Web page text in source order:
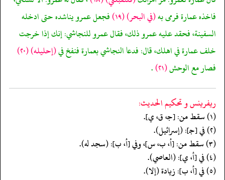
فاخذه عمارة فرمى به(في البحر)(١٩)
فجعل عمرو يناشده حتى ادخله
السفينة، فحقد عليه عمرو ذلك، فقال عمرو للنجاشي: إنك إذا خرجت
خلف عمارة في اهلك، قال: فدعا النجاشي بعمارة فنفخ في(إحليله)(٢٠)
فصار مع الوحش(٢١) .
ريفرينس و تحكيم الحدیث:
(١) سقط من: [جـ، ق، ي].
(٢) في [جـ]: (إسرائيل).
(٣) سقط من: [أ، ب، س]، وفي [أ، ب]: (سجد له).
(٤) في [أ، ي]: (العاصي).
(٥) في [أ، ب]: زيادة (إلا).